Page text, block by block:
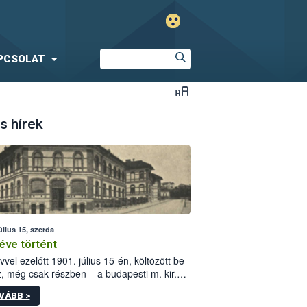
hírek
15, szerda
történt
ezelőtt 1901. július 15-én, költözött be
még csak részben – a budapesti m. kir.
állomás a Kis Rókus utca
alatti, Czigler Győző által tervezett új
>